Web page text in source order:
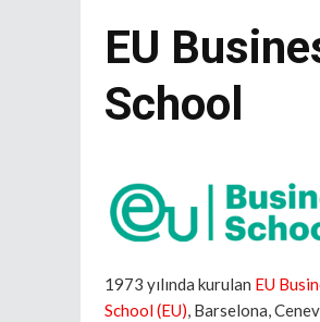
EU
School
1973 yılında kurulan EU
School (EU), Barselona,